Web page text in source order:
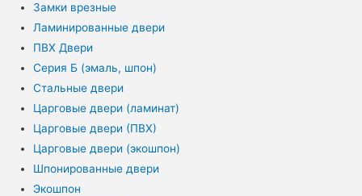
Замки врезные
Ламинированные двери
ПВХ Двери
Серия Б (эмаль, шпон)
Стальные двери
Царговые двери (ламинат)
Царговые двери (ПВХ)
Царговые двери (экошпон)
Шпонированные двери
Экошпон